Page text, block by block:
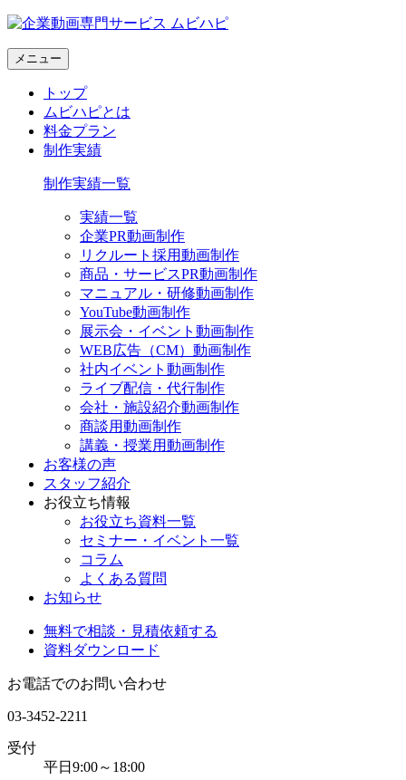
メニュー
トップ
ムビハピとは
料金プラン
制作実績
制作実績一覧
実績一覧
企業PR動画制作
リクルート採用動画制作
商品・サービスPR動画制作
マニュアル・研修動画制作
YouTube動画制作
展示会・イベント動画制作
WEB広告（CM）動画制作
社内イベント動画制作
ライブ配信・代行制作
会社・施設紹介動画制作
商談用動画制作
講義・授業用動画制作
お客様の声
スタッフ紹介
お役立ち情報
お役立ち資料一覧
セミナー・イベント一覧
コラム
よくある質問
お知らせ
無料で相談・見積依頼する
資料ダウンロード
お電話でのお問い合わせ
03-3452-2211
受付
平日9:00～18:00